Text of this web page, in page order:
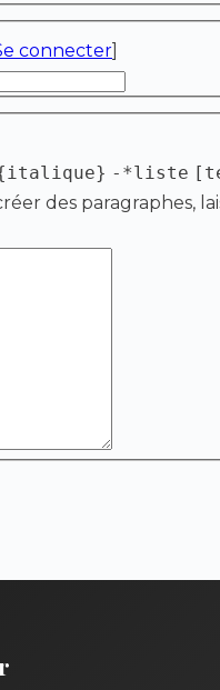
connecter]
-*liste
des paragraphes,